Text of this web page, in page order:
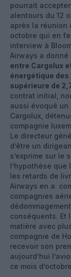
pourrait
alentours du 12
après la réunion
octobre qui en
interview à
Airways a donné
entre Cargolux
énergétique
supérieure de
contrat initial,
aussi évoqué un
Cargolux,
compagnie
Le directeur
d’être un
s’exprime sur le
l’hypothèse
les retards de
Airways en a
compagnies
conséquents. Et
matière avec
compagnie de
recevoir son
aujourd’hui
ce mois